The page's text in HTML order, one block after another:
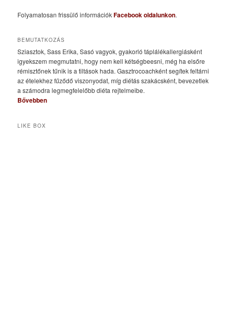
Folyamatosan frissülő információkFacebook oldalunkon.
BEMUTATKOZÁS
Sziasztok, Sass Erika, Sasó vagyok, gyakorló táplálékallergiásként
igyekszem megmutatni, hogy nem kell kétségbeesni, még ha elsőre
rémisztőnek tűnik is a tiltások hada. Gasztrocoachként segítek feltárni
az ételekhez fűződő viszonyodat, míg diétás szakácsként, bevezetlek
a számodra legmegfelelőbb diéta rejtelmeibe.
Bővebben
LIKE BOX